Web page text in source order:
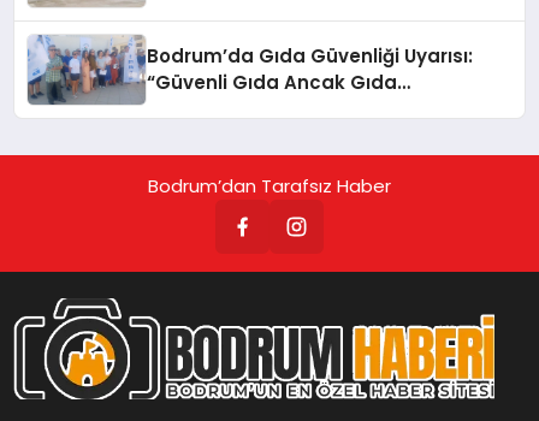
Bodrum’da Gıda Güvenliği Uyarısı:
“Güvenli Gıda Ancak Gıda
Bodrum’dan Tarafsız Haber